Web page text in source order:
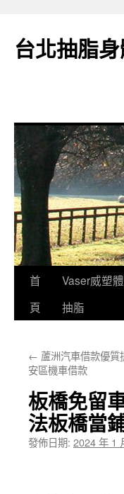
台北抽脂
跳
要
容
首
頁
Vaser威塑
抽脂
← 蘆洲汽車借款優
安區機車借款
板橋免留
法板橋當
發佈日期: 2024 年 1